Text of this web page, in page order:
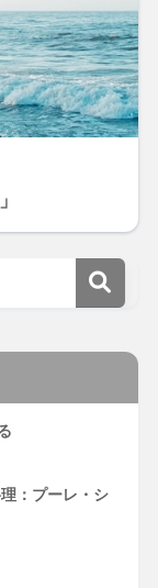
：プーレ・シ